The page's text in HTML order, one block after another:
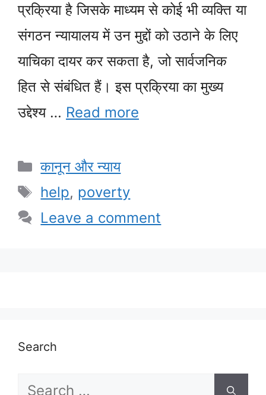
प्रक्रिया है जिसके माध्यम से कोई भी व्यक्ति या
संगठन न्यायालय में उन मुद्दों को उठाने के लिए
याचिका दायर कर सकता है, जो सार्वजनिक
हित से संबंधित हैं। इस प्रक्रिया का मुख्य
उद्देश्य … Read more
Categories
कानून और न्याय
Tags
help, poverty
Leave a comment
Search
Search